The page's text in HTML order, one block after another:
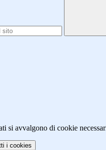
si avvalgono di cookie
i cookies